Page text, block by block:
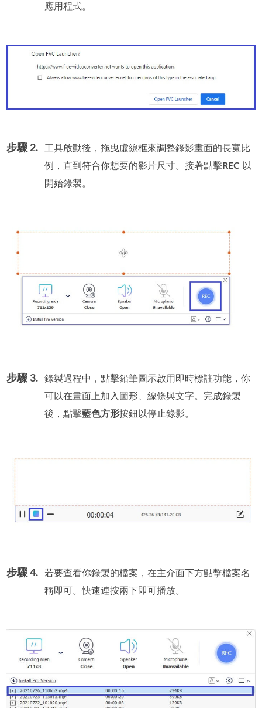
應用程式。
步驟 2.
工具啟動後，拖曳虛線框來調整錄影畫面的長寬比
例，直到符合你想要的影片尺寸。接著點擊 REC 以
開始錄製。
步驟 3.
錄製過程中，點擊鉛筆圖示啟用即時標註功能，你
可以在畫面上加入圖形、線條與文字。完成錄製
後，點擊藍色方形按鈕以停止錄影。
步驟 4.
若要查看你錄製的檔案，在主介面下方點擊檔案名
稱即可。快速連按兩下即可播放。